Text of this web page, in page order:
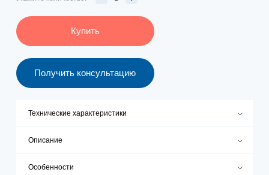
Купить
Получить консультацию
Технические характеристики
Описание
Особенности